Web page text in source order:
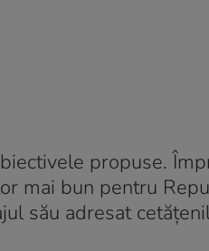
propuse.
mai bun pentru
său adresat